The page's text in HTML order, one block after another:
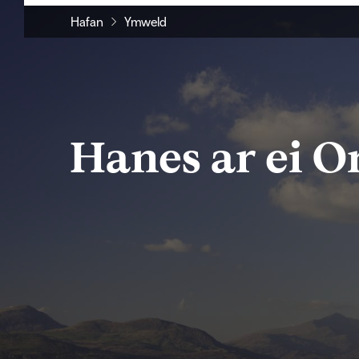
Hafan Ymweld
Hanes ar ei